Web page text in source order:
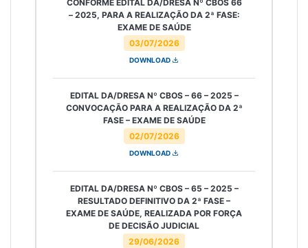
03/07/2026
CONFORME EDITAL DA/DRESA Nº CBOS 66
– 2025, PARA A REALIZAÇÃO DA 2ª FASE:
EXAME DE SAÚDE
DOWNLOAD
02/07/2026
EDITAL DA/DRESA Nº CBOS – 66 – 2025 –
CONVOCAÇÃO PARA A REALIZAÇÃO DA 2ª
FASE – EXAME DE SAÚDE
DOWNLOAD
29/06/2026
EDITAL DA/DRESA Nº CBOS – 65 – 2025 –
RESULTADO DEFINITIVO DA 2ª FASE –
EXAME DE SAÚDE, REALIZADA POR FORÇA
DE DECISÃO JUDICIAL